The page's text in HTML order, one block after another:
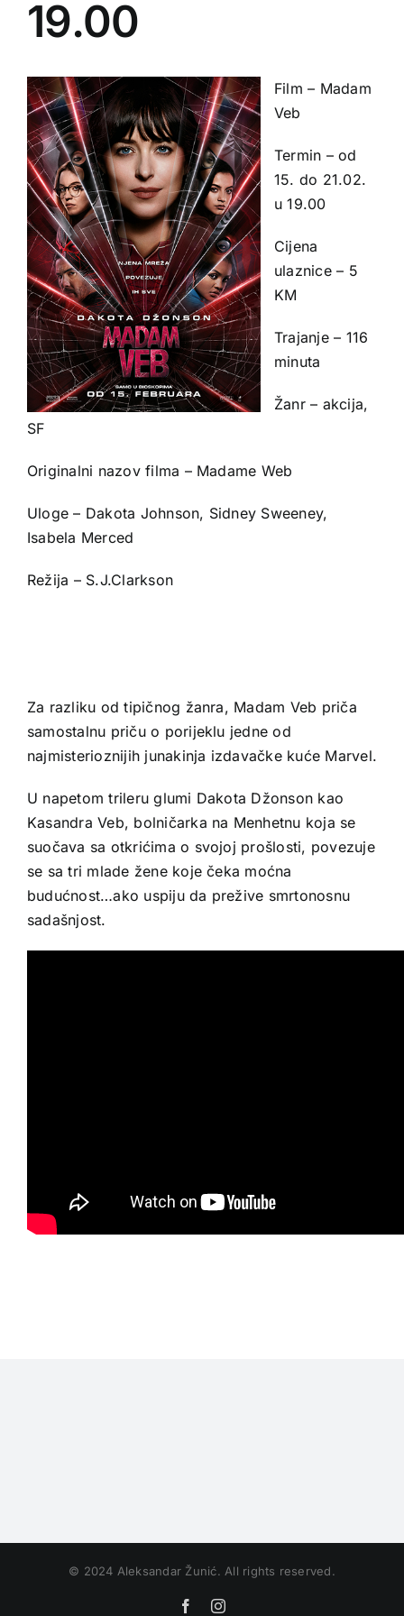
19.00
Film – Madam
Veb
Termin – od
15. do 21.02.
u 19.00
Cijena
ulaznice – 5
KM
Trajanje – 116
minuta
Žanr – akcija,
SF
Originalni nazov filma – Madame Web
Uloge – Dakota Johnson, Sidney Sweeney,
Isabela Merced
Režija – S.J.Clarkson
Za razliku od tipičnog žanra, Madam Veb priča
samostalnu priču o porijeklu jedne od
najmisterioznijih junakinja izdavačke kuće Marvel.
U napetom trileru glumi Dakota Džonson kao
Kasandra Veb, bolničarka na Menhetnu koja se
suočava sa otkrićima o svojoj prošlosti, povezuje
se sa tri mlade žene koje čeka moćna
budućnost…ako uspiju da prežive smrtonosnu
sadašnjost.
© 2024 Aleksandar Žunić. All rights reserved.
FacebookInstagram